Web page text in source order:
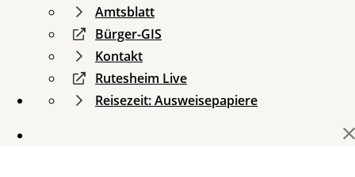
Amtsblatt
Bürger-GIS
Kontakt
Rutesheim Live
Reisezeit: Ausweisepapiere